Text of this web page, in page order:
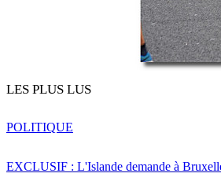
LES PLUS LUS
EXCLUSIF : L'Islande demande à
POLITIQUE